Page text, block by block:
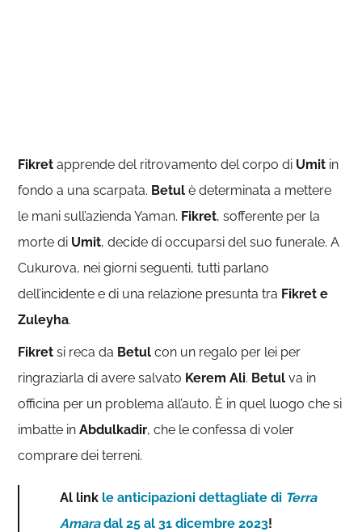
Fikret apprende del ritrovamento del corpo di Umit in
fondo a una scarpata. Betul è determinata a mettere
le mani sull’azienda Yaman. Fikret, sofferente per la
morte di Umit, decide di occuparsi del suo funerale. A
Cukurova, nei giorni seguenti, tutti parlano
dell’incidente e di una relazione presunta tra Fikret e
Zuleyha.
Fikret si reca da Betul con un regalo per lei per
ringraziarla di avere salvato Kerem Ali. Betul va in
officina per un problema all’auto. È in quel luogo che si
imbatte inAbdulkadir, che le confessa di voler
comprare dei terreni.
Al link le anticipazioni dettagliate di Terra
Amaradal 25 al 31 dicembre 2023!